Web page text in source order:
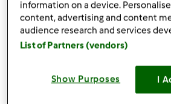
Spatola
acquista
acquista
information on a device.
content, advertising and content
audience research and services
List of Partners (vendors)
Show Purposes I